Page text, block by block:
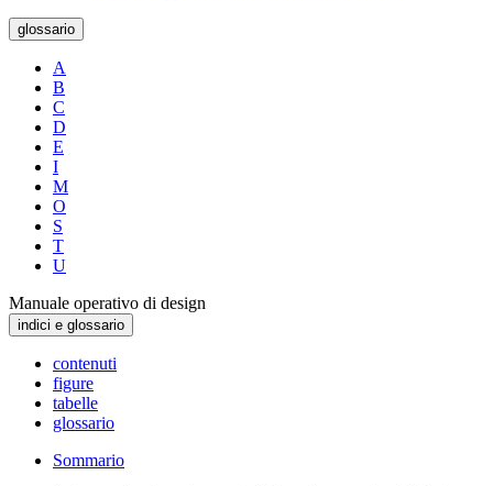
glossario
A
B
C
D
E
I
M
O
S
T
U
Manuale operativo di design
indici e glossario
contenuti
figure
tabelle
glossario
Sommario